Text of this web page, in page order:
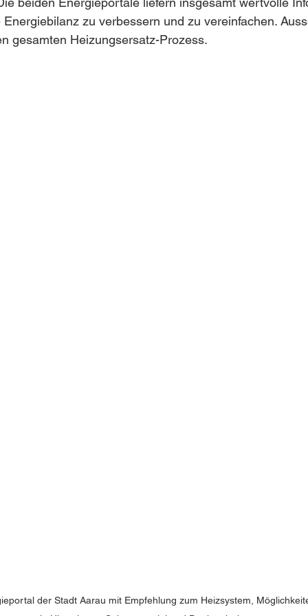
zu verbessern und zu vereinfachen.
gesamten Heizungsersatz-Prozess.
der Stadt Aarau mit Empfehlung zum Heizsystem,